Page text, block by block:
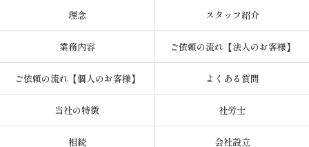
理念 スタッフ紹介
業務内容 ご依頼の流れ【法人のお客様】
ご依頼の流れ【個人のお客様】 よくある質問
当社の特徴 社労士
相続 会社設立